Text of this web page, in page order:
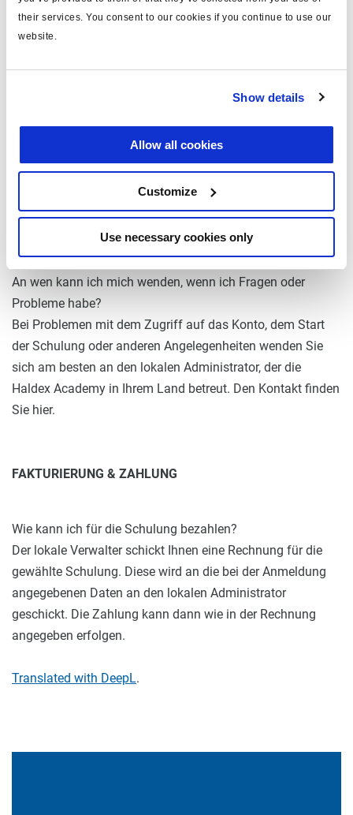
their services. You consent to our cookies if you continue to use our
website.
Show details
Allow all cookies
Customize
Use necessary cookies only
Konto besteht und gültig ist. Ein Lernender kann jederzeit
auf alle seine Dokumente und Zertifikate zugreifen. Im
ab dem Start des Kurses Zugang zu ihnen.
Sie können Ihre Fortschritte auf der Plattform verfolgen,
nachdem Sie sich eingeloggt haben. Im Dashboard finden
Sie Informationen über Ihren Fortschritt sowie
Informationen über anstehende Schulungstermine, Ihre
Zertifikate oder neue Schulungen.
An wen kann ich mich wenden, wenn ich Fragen oder
Probleme habe?
Bei Problemen mit dem Zugriff auf das Konto, dem Start
der Schulung oder anderen Angelegenheiten wenden Sie
sich am besten an den lokalen Administrator, der die
Haldex Academy in Ihrem Land betreut. Den Kontakt finden
Sie hier.
FAKTURIERUNG & ZAHLUNG
Wie kann ich für die Schulung bezahlen?
Der lokale Verwalter schickt Ihnen eine Rechnung für die
gewählte Schulung. Diese wird an die bei der Anmeldung
angegebenen Daten an den lokalen Administrator
geschickt. Die Zahlung kann dann wie in der Rechnung
angegeben erfolgen.
Translated with DeepL.